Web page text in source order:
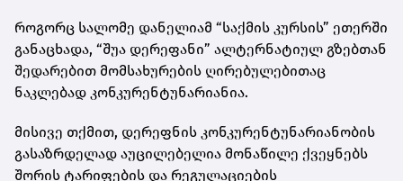
როგორც სალომე დანელიამ “საქმის კურსის” ეთერში
განაცხადა, “შუა დერეფანი” ალტერნატიულ გზებთან
შედარებით მომსახურების ღირებულებითაც
ნაკლებად კონკურენტუნარიანია.
მისივე თქმით, დერეფნის კონკურენტუნარიანობის
გასაზრდელად აუცილებელია მონაწილე ქვეყნებს
შორის ტარიფების და რეგულაციების